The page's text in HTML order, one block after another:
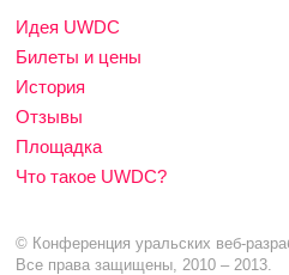
Идея UWDC
Билеты и цены
История
Отзывы
Площадка
Что такое UWDC?
© Конференция уральских веб-
Все права защищены, 2010 – 2013.